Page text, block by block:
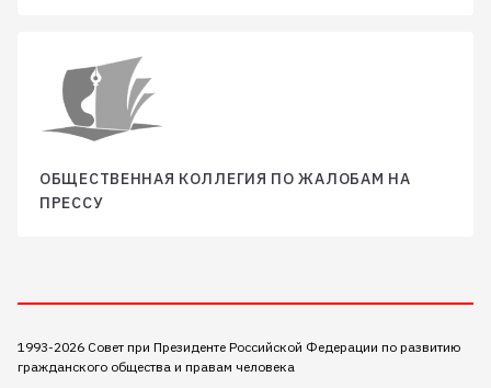
ОБЩЕСТВЕННАЯ КОЛЛЕГИЯ ПО ЖАЛОБАМ НА
ПРЕССУ
1993-2026 Совет при Президенте Российской Федерации по развитию
гражданского общества и правам человека